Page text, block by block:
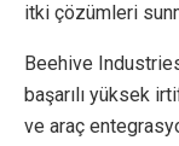
itki çözümleri
Beehive
başarılı yüksek
ve araç